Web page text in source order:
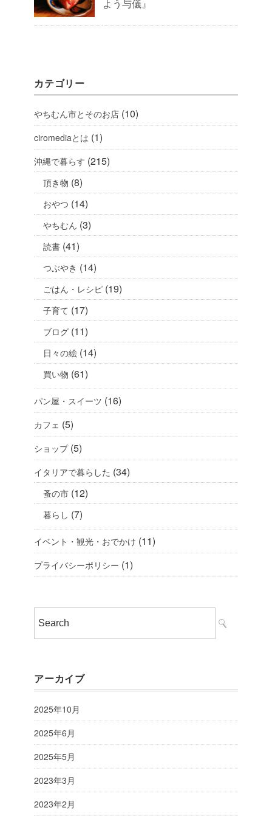
よう与儀』
カテゴリー
やちむん市とそのお店 (10)
ciromediaとは (1)
沖縄で暮らす (215)
頂き物 (8)
おやつ (14)
やちむん (3)
読書 (41)
つぶやき (14)
ごはん・レシピ (19)
子育て (17)
ブログ (11)
日々の絵 (14)
買い物 (61)
パン屋・スイーツ (16)
カフェ (5)
ショップ(5)
イタリアで暮らした (34)
蚤の市 (12)
暮らし (7)
イベント・観光・おでかけ (11)
プライバシーポリシー (1)
アーカイブ
2025年10月
2025年6月
2025年5月
2023年3月
2023年2月